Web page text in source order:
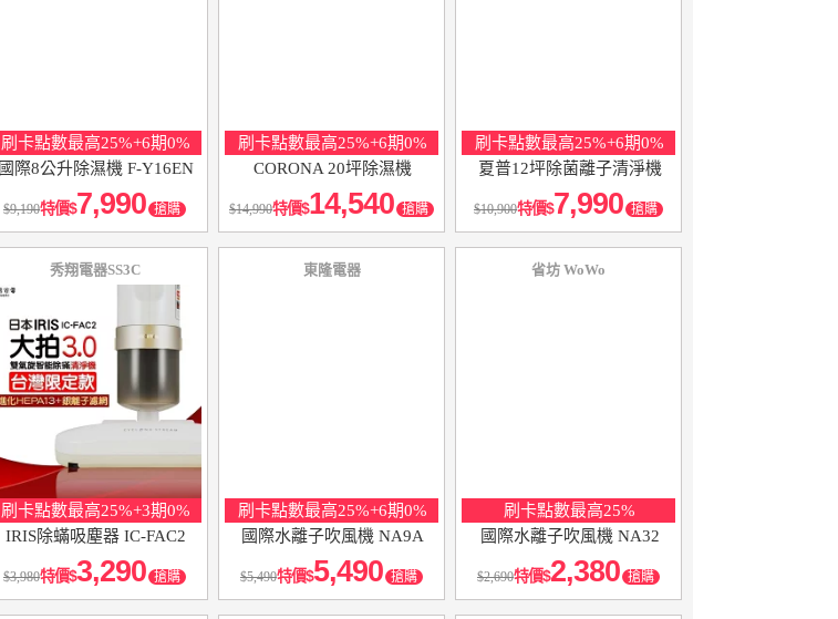
刷卡點數最高25%+6期0%
國際8公升除濕機 F-Y16EN
9,190特價 7,990 搶購
刷卡點數最高25%+6期0%
CORONA 20坪除濕機
14,990特價 14,540 搶購
刷卡點數最高25%+6期0%
夏普12坪除菌離子清淨機
10,900特價 7,990 搶購
秀翔電器SS3C
刷卡點數最高25%+3期0%
IRIS除蟎吸塵器 IC-FAC2
3,980特價 3,290 搶購
東隆電器
刷卡點數最高25%+6期0%
國際水離子吹風機 NA9A
5,490特價 5,490 搶購
省坊 WoWo
刷卡點數最高25%
國際水離子吹風機 NA32
2,690特價 2,380 搶購